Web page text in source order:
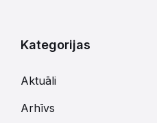
Kategorijas
Aktuāli
Arhīvs